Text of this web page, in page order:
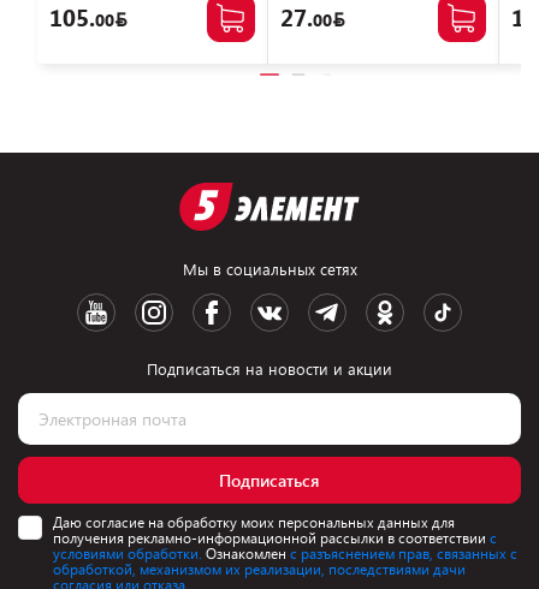
105.00 27.00
Мы в социальных сетях
Подписаться на новости и акции
Подписаться
Даю согласие на обработку моих персональных данных для
получения рекламно-информационной рассылки в соответствии с
условиями обработки. Ознакомлен с разъяснением прав, связанных с
обработкой, механизмом их реализации, последствиями дачи
согласия или отказа.